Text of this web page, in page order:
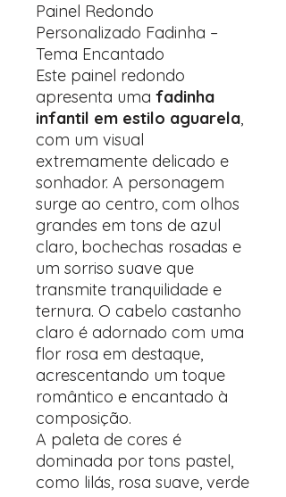
Painel Redondo
Personalizado Fadinha –
Tema Encantado
Este painel redondo
apresenta uma fadinha
infantil em estilo aguarela,
com um visual
extremamente delicado e
sonhador. A personagem
surge ao centro, com olhos
grandes em tons de azul
claro, bochechas rosadas e
um sorriso suave que
transmite tranquilidade e
ternura. O cabelo castanho
claro é adornado com uma
flor rosa em destaque,
acrescentando um toque
romântico e encantado à
composição.
A paleta de cores é
dominada por tons pastel,
como lilás, rosa suave, verde